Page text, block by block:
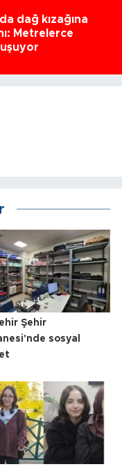
dağ kızağına
Metrelerce
Şehir
sosyal